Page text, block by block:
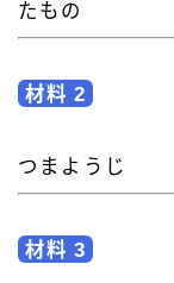
たもの
材料 2
つまようじ
材料 3